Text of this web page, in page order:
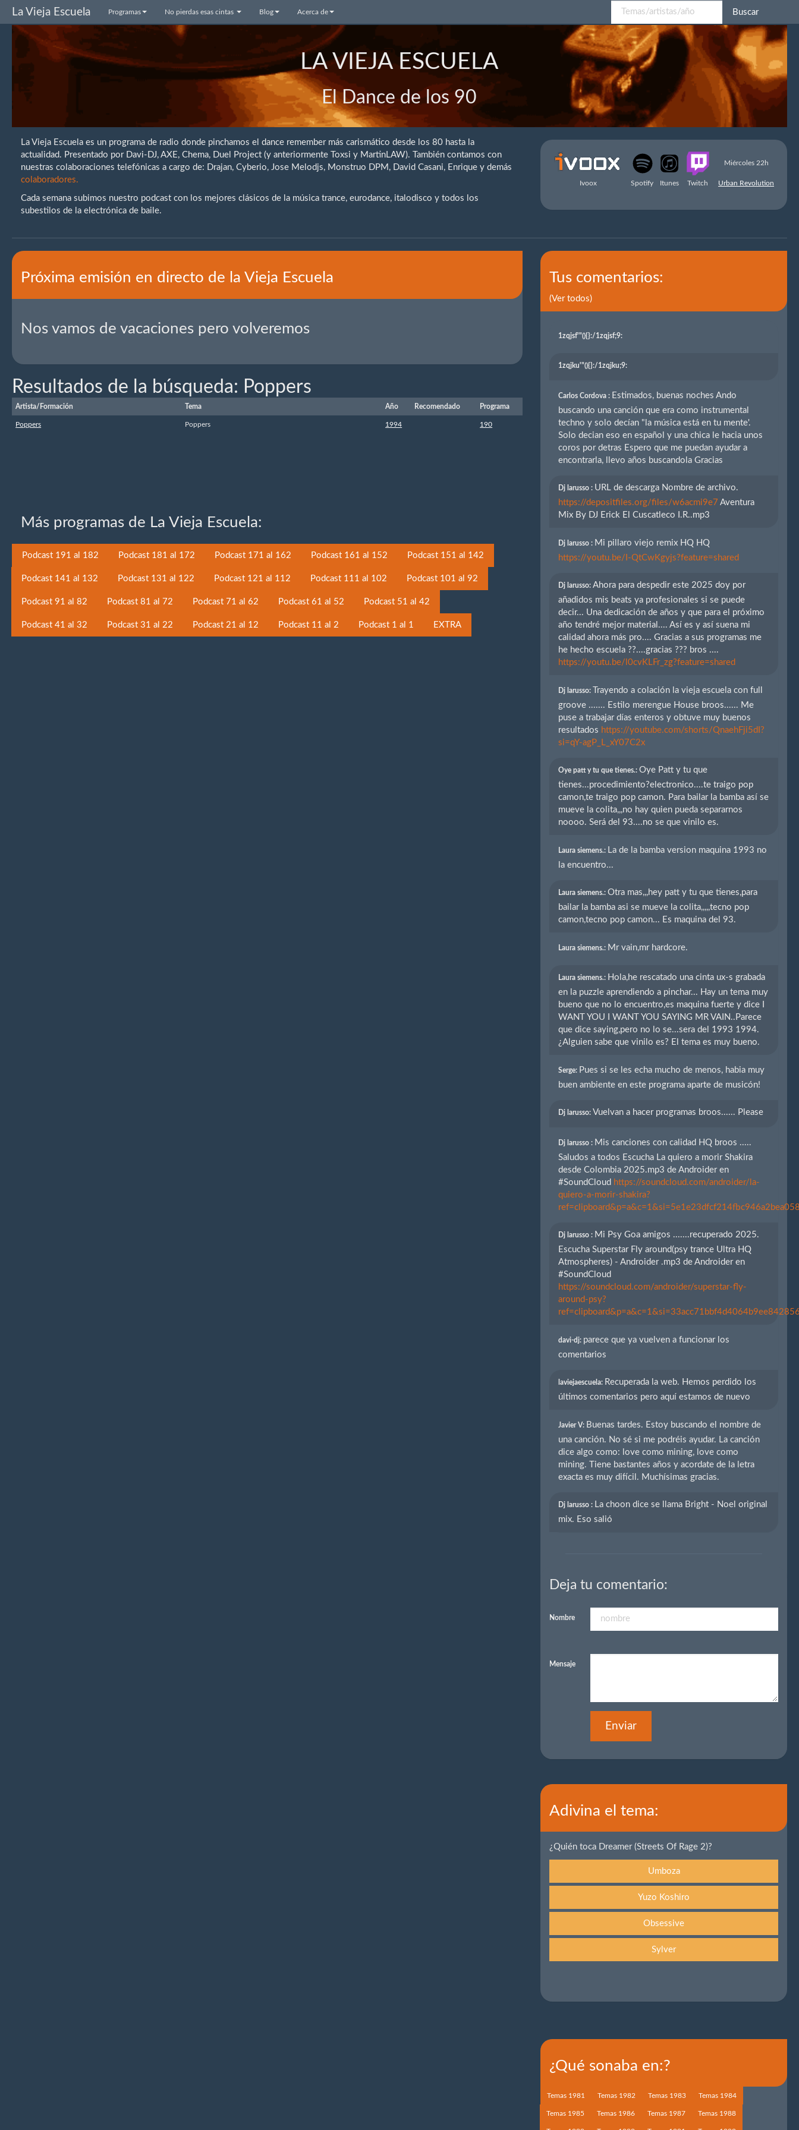
La Vieja Escuela Programas No pierdas esas cintas Blog Acerca de Buscar
LA VIEJA ESCUELA
El Dance de los 90
La Vieja Escuela es un programa de radio donde pinchamos el dance remember más carismático desde los 80 hasta la
actualidad. Presentado por Davi-DJ, AXE, Chema, Duel Project (y anteriormente Toxsi y MartinLAW). También contamos con
nuestras colaboraciones telefónicas a cargo de: Drajan, Cyberio, Jose Melodjs, Monstruo DPM, David Casani, Enrique y demás
colaboradores.
Cada semana subimos nuestro podcast con los mejores clásicos de la música trance, eurodance, italodisco y todos los
subestilos de la electrónica de baile.
Miércoles 22h
Ivoox Spotify Itunes Twitch Urban Revolution
Próxima emisión en directo de la Vieja Escuela
Nos vamos de vacaciones pero volveremos
Resultados de la búsqueda: Poppers
Artista/Formación Tema Año Recomendado Programa
Poppers Poppers 1994 190
Más programas de La Vieja Escuela:
Podcast 191 al 182 Podcast 181 al 172 Podcast 171 al 162 Podcast 161 al 152 Podcast 151 al 142
Podcast 141 al 132 Podcast 131 al 122 Podcast 121 al 112 Podcast 111 al 102 Podcast 101 al 92
Podcast 91 al 82 Podcast 81 al 72 Podcast 71 al 62 Podcast 61 al 52 Podcast 51 al 42
Podcast 41 al 32 Podcast 31 al 22 Podcast 21 al 12 Podcast 11 al 2 Podcast 1 al 1 EXTRA
Tus comentarios:
(Ver todos)
1zqjsf'"(){}:/1zqjsf;9:
1zqjku'"(){}:/1zqjku;9:
Carlos Cordova : Estimados, buenas noches Ando
buscando una canción que era como instrumental
techno y solo decían "la música está en tu mente'.
Solo decian eso en español y una chica le hacia unos
coros por detras Espero que me puedan ayudar a
encontrarla, llevo años buscandola Gracias
Dj larusso : URL de descarga Nombre de archivo.
https://depositfiles.org/files/w6acmi9e7 Aventura
Mix By DJ Erick El Cuscatleco I.R..mp3
Dj larusso : Mi pillaro viejo remix HQ HQ
https://youtu.be/I-QtCwKgyjs?feature=shared
Dj larusso:Ahora para despedir este 2025 doy por
añadidos mis beats ya profesionales si se puede
decir... Una dedicación de años y que para el próximo
año tendré mejor material.... Así es y así suena mi
calidad ahora más pro.... Gracias a sus programas me
he hecho escuela ??....gracias ??? bros ....
https://youtu.be/l0cvKLFr_zg?feature=shared
Dj larusso: Trayendo a colación la vieja escuela con full
groove ....... Estilo merengue House broos...... Me
puse a trabajar días enteros y obtuve muy buenos
resultados https://youtube.com/shorts/QnaehFji5dI?
si=qY-agP_L_xY07C2x
Oye patt y tu que tienes.:Oye Patt y tu que
tienes...procedimiento?electronico....te traigo pop
camon,te traigo pop camon. Para bailar la bamba así se
mueve la colita,,,no hay quien pueda separarnos
noooo. Será del 93....no se que vinilo es.
Laura siemens.: La de la bamba version maquina 1993 no
la encuentro...
Laura siemens.:Otra mas,,,hey patt y tu que tienes,para
bailar la bamba asi se mueve la colita,,,,,tecno pop
camon,tecno pop camon... Es maquina del 93.
Laura siemens.: Mr vain,mr hardcore.
Laura siemens.: Hola,he rescatado una cinta ux-s grabada
en la puzzle aprendiendo a pinchar... Hay un tema muy
bueno que no lo encuentro,es maquina fuerte y dice I
WANT YOU I WANT YOU SAYING MR VAIN..Parece
que dice saying,pero no lo se...sera del 1993 1994.
¿Alguien sabe que vinilo es? El tema es muy bueno.
Serge: Pues si se les echa mucho de menos, habia muy
buen ambiente en este programa aparte de musicón!
Dj larusso: Vuelvan a hacer programas broos...... Please
Dj larusso : Mis canciones con calidad HQ broos .....
Saludos a todos Escucha La quiero a morir Shakira
desde Colombia 2025.mp3 de Androider en
#SoundCloud https://soundcloud.com/androider/la-
quiero-a-morir-shakira?
Dj larusso : Mi Psy Goa amigos .......recuperado 2025.
Escucha Superstar Fly around(psy trance Ultra HQ
Atmospheres) - Androider .mp3 de Androider en
#SoundCloud
https://soundcloud.com/androider/superstar-fly-
around-psy?
davi-dj: parece que ya vuelven a funcionar los
comentarios
laviejaescuela: Recuperada la web. Hemos perdido los
últimos comentarios pero aquí estamos de nuevo
Javier V: Buenas tardes. Estoy buscando el nombre de
una canción. No sé si me podréis ayudar. La canción
dice algo como: love como mining, love como
mining. Tiene bastantes años y acordate de la letra
exacta es muy difícil. Muchísimas gracias.
Dj larusso : La choon dice se llama Bright - Noel original
mix. Eso salió
Deja tu comentario:
Nombre
Mensaje
Enviar
Adivina el tema:
¿Quién toca Dreamer (Streets Of Rage 2)?
Umboza
Yuzo Koshiro
Obsessive
Sylver
¿Qué sonaba en:?
Temas 1981 Temas 1982 Temas 1983 Temas 1984
Temas 1985 Temas 1986 Temas 1987 Temas 1988